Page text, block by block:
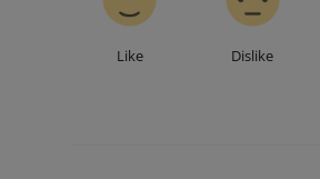
Like Dislike